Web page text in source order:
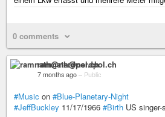
0 comments
ramnath@nerdpol.ch
7 months ago – Public
#Music on #Blue-Planetary-Night
#JeffBuckley 11/17/1966 #Birth US